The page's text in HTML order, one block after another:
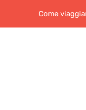
Come